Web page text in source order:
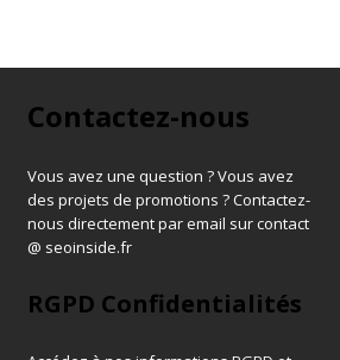
Contactez-nous
Vous avez une question ? Vous avez
des projets de promotions ? Contactez-
nous directement par email sur contact
@ seoinside.fr
RGPD Confidentialités